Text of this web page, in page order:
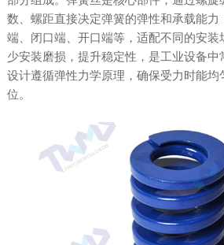
数、螺距直接决定弹簧的弹性和承载能
端、闭口端、开口端等，适配不同的安
少安装磨损，提升稳定性，是工业设备
设计遵循弹性力学原理，确保受力时能均
位。